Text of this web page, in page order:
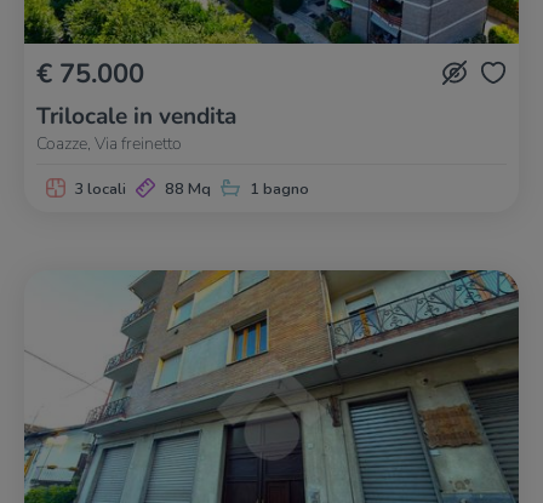
€ 75.000
Trilocale in vendita
Coazze, Via freinetto
3 locali 88 Mq 1 bagno